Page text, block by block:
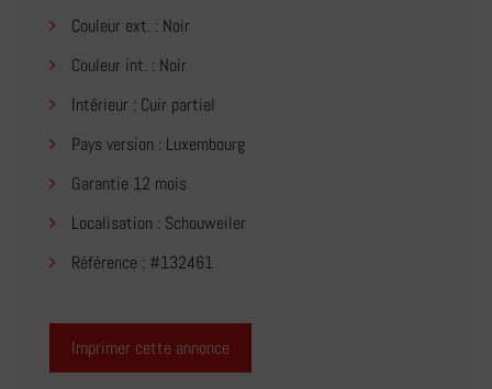
Couleur ext. : Noir
Couleur int. : Noir
Intérieur : Cuir partiel
Pays version : Luxembourg
Garantie 12 mois
Localisation : Schouweiler
Référence : #132461
Imprimer cette annonce